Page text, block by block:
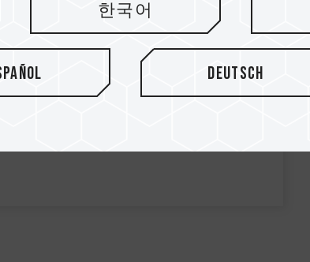
한국어
Deutsch